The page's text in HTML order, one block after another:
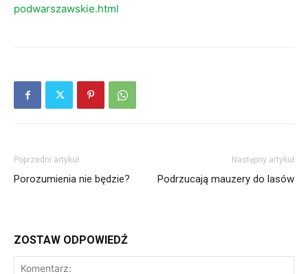
podwarszawskie.html
Poprzedni artykuł
Porozumienia nie będzie?
Następny artykuł
Podrzucają mauzery do lasów
ZOSTAW ODPOWIEDŹ